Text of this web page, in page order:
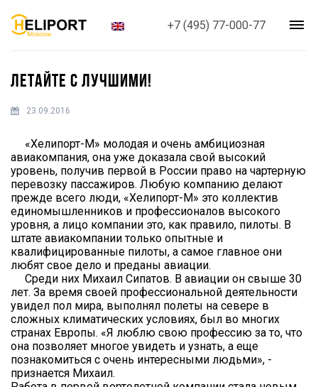
+7 (495) 77-000-77
ЛЕТАЙТЕ С ЛУЧШИМИ!
23.09.2016
«Хелипорт-М» молодая и очень амбициозная
авиакомпания, она уже доказала свой высокий
уровень, получив первой в России право на чартерную
перевозку пассажиров. Любую компанию делают
прежде всего люди, «Хелипорт-М» это коллектив
единомышленников и профессионалов высокого
уровня, а лицо компании это, как правило, пилоты. В
штате авиакомпании только опытные и
квалифицированные пилоты, а самое главное они
любят свое дело и преданы авиации.
Среди них Михаил Сипатов. В авиации он свыше 30
лет. За время своей профессиональной деятельности
увидел пол мира, выполнял полеты на севере в
сложных климатических условиях, был во многих
странах Европы. «Я люблю свою профессию за то, что
она позволяет многое увидеть и узнать, а еще
познакомиться с очень интересными людьми», -
признается Михаил.